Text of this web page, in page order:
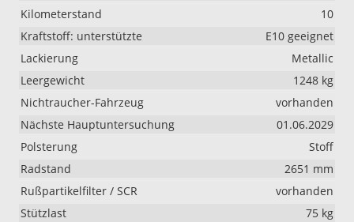
Kilometerstand
10
Kraftstoff: unterstützte
E10 geeignet
Lackierung
Metallic
Leergewicht
1248 kg
Nichtraucher-Fahrzeug
vorhanden
Nächste Hauptuntersuchung
01.06.2029
Polsterung
Stoff
Radstand
2651 mm
Rußpartikelfilter / SCR
vorhanden
Stützlast
75 kg